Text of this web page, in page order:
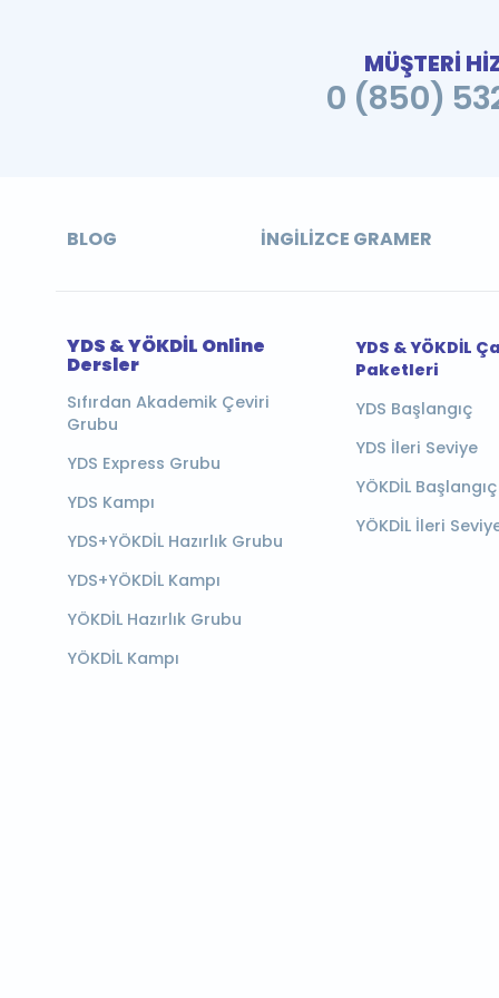
MÜŞTERİ
0 (850)
BLOG İNGILIZCE GRAMER
YDS & YÖKDİL Online
Dersler
Sıfırdan Akademik Çeviri
Grubu
YDS Express Grubu
YDS Kampı
YDS+YÖKDİL Hazırlık Grubu
YDS+YÖKDİL Kampı
YÖKDİL Hazırlık Grubu
YÖKDİL Kampı
YDS & YÖKDİL
Paketleri
YDS Başlangıç
YDS İleri Seviye
YÖKDİL Başlangıç
YÖKDİL İleri